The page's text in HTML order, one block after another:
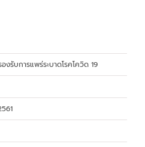
งรับการแพร่ระบาดโรคโควิด 19